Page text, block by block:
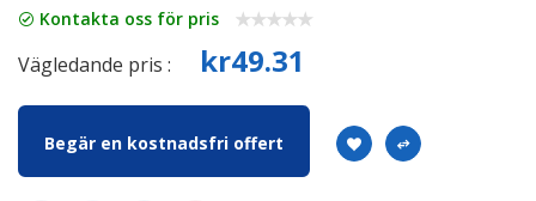
Kontakta oss för pris
Vägledande pris : kr49.31
Begär en kostnadsfri offert